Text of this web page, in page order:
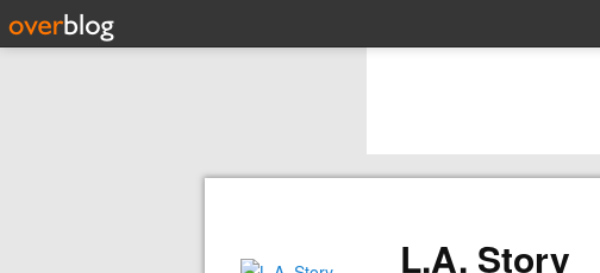
L.A. Story